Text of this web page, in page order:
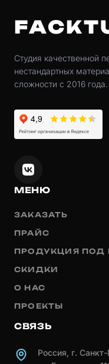
Студия качественной
нестандартных
сложности с 2016 года.
МЕНЮ
ЗАКАЗАТЬ
ПРАЙС
ПРОДУКЦИЯ ПОД
СКИДКИ
О НАС
ПРОЕКТЫ
СВЯЗЬ
Россия, г.